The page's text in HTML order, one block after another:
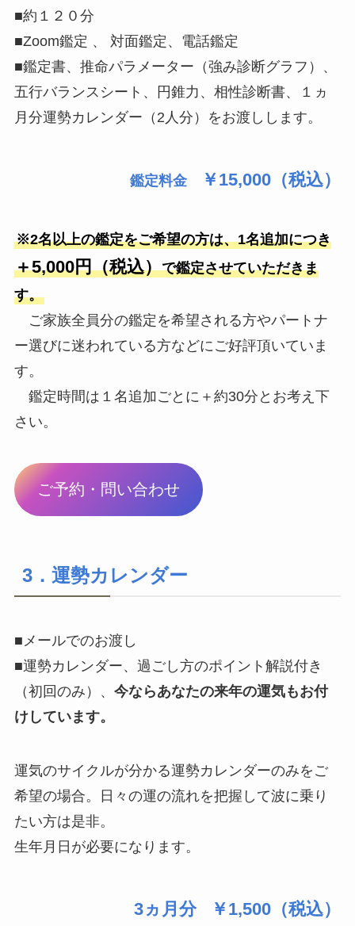
■約１２０分
■Zoom鑑定 、 対面鑑定、電話鑑定
■鑑定書、推命パラメーター（強み診断グラフ）、
五行バランスシート、円錐力、相性診断書、１ヵ
月分運勢カレンダー（2人分）をお渡しします。
鑑定料金 ￥15,000（税込）
※2名以上の鑑定をご希望の方は、1名追加につき
＋5,000円（税込）で鑑定させていただきま
す。
ご家族全員分の鑑定を希望される方やパートナ
ー選びに迷われている方などにご好評頂いていま
す。
鑑定時間は１名追加ごとに＋約30分とお考え下
さい。
ご予約・問い合わせ
3．運勢カレンダー
■メールでのお渡し
■運勢カレンダー、過ごし方のポイント解説付き
（初回のみ）、 今ならあなたの来年の運気もお付
けしています。
運気のサイクルが分かる運勢カレンダーのみをご
希望の場合。日々の運の流れを把握して波に乗り
たい方は是非。
生年月日が必要になります。
3ヵ月分 ￥1,500（税込）